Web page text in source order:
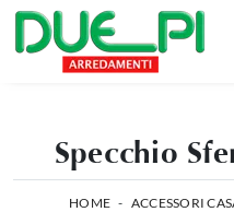
Specchio
HOME - ACCESSORI